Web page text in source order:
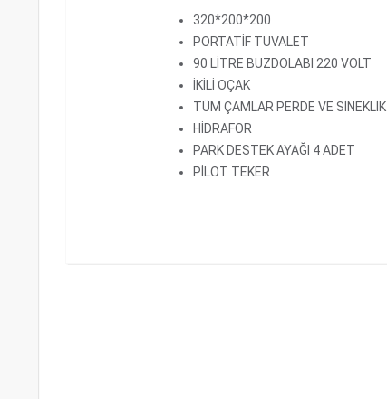
320*200*200
PORTATİF TUVALET
90 LİTRE BUZDOLABI 220 VOLT
İKİLİ OÇAK
TÜM ÇAMLAR PERDE VE SİNEKLİK
HİDRAFOR
PARK DESTEK AYAĞI 4 ADET
PİLOT TEKER